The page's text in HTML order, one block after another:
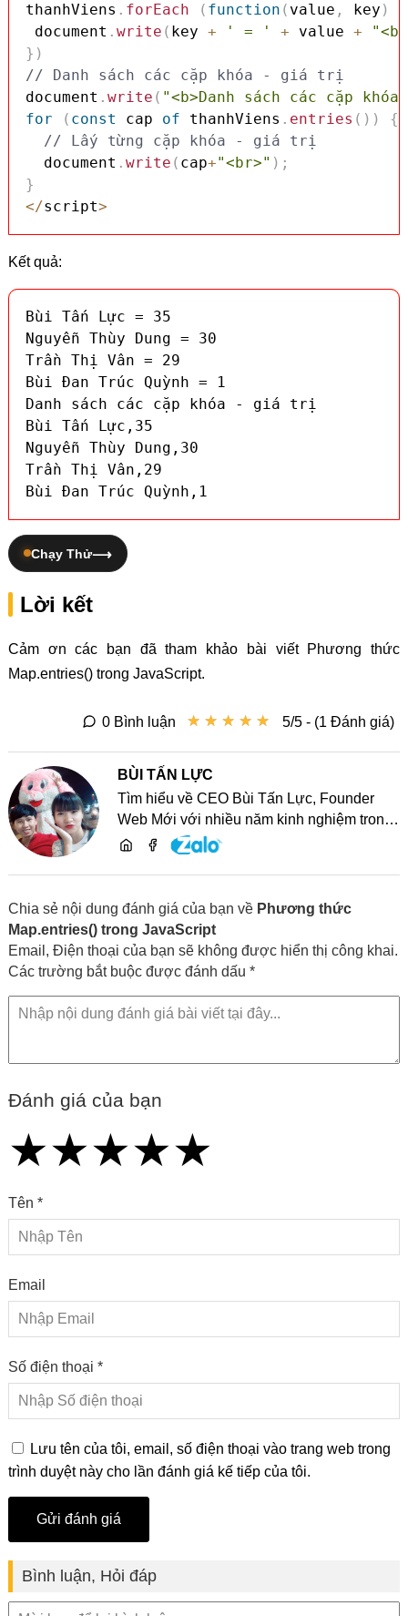
thanhViens . forEach ( function ( value , key )
document . write ( key + ' = ' + value +
} )
// Danh sách các cặp khóa - giá trị
document . write ( "<b>Danh sách các cặp
for
( const cap of thanhViens . entries ( ) )
{
// Lấy từng cặp khóa - giá trị
  document
. write ( cap+"<br>" ) ;
}
</script>
Kết quả:
Bùi Tấn Lực = 35
Nguyễn Thùy Dung = 30
Trần Thị Vân = 29
Bùi Đan Trúc Quỳnh = 1
Danh sách các cặp khóa - giá trị
Bùi Tấn Lực,35
Nguyễn Thùy Dung,30
Trần Thị Vân,29
Bùi Đan Trúc Quỳnh,1
Chạy Thử
Lời kết
Cảm ơn các bạn đã tham khảo bài viết Phương thức
Map.entries() trong JavaScript.
★ ★ ★ ★ ★
★ ★ ★ ★ ★ 5/5 - (1 Đánh giá)
0 Bình luận
BÙI TẤN LỰC
Tìm hiểu về CEO Bùi Tấn Lực, Founder
Web Mới với nhiều năm kinh nghiệm trong
lĩnh vực phát triển website, SEO và chia sẻ
Chia sẻ nội dung đánh giá của bạn về Phương thức
Map.entries() trong JavaScript
Email, Điện thoại của bạn sẽ không được hiển thị công khai.
Các trường bắt buộc được đánh dấu *
Đánh giá của bạn
★
★★
★★★
★★★★
★★★★★
Tên *
Email
Số điện thoại *
Lưu tên của tôi, email, số điện thoại vào trang web trong
trình duyệt này cho lần đánh giá kế tiếp của tôi.
Bình luận, Hỏi đáp